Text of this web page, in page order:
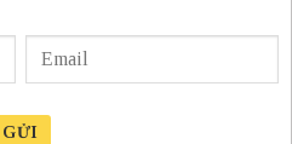
GỬI